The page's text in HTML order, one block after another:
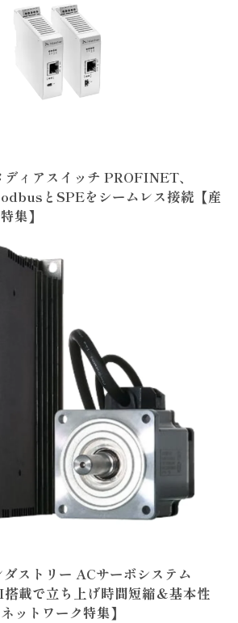
ィアスイッチ PROFINET、
とSPEをシームレス接続【産
集】
ストリー ACサーボシステム
載で立ち上げ時間短縮＆基本性
ットワーク特集】